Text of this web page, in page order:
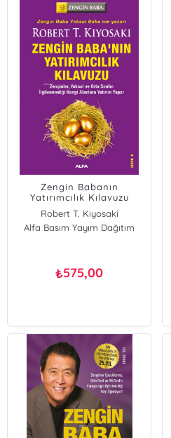
Zengin Babanın
Yatırımcılık Kılavuzu
Robert T. Kiyosaki
Alfa Basım Yayım Dağıtım
₺575,00